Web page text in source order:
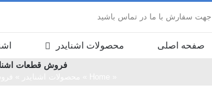
سفارش با ما در تماس باشید
صفحه اصلی محصولات اشنایدر
فروش قطعات